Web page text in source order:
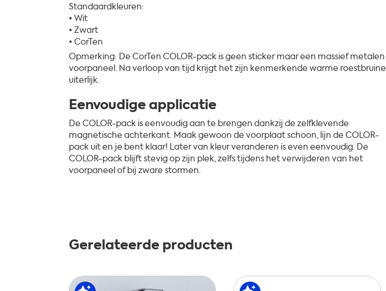
Standaardkleuren:
• Wit
• Zwart
• CorTen
Opmerking: De CorTen COLOR-pack is geen sticker maar een massief metalen
voorpaneel. Na verloop van tijd krijgt het zijn kenmerkende warme roestbruine
uiterlijk.
Eenvoudige applicatie
De COLOR-pack is eenvoudig aan te brengen dankzij de zelfklevende
magnetische achterkant. Maak gewoon de voorplaat schoon, lijn de COLOR-
pack uit en je bent klaar! Later van kleur veranderen is even eenvoudig. De
COLOR-pack blijft stevig op zijn plek, zelfs tijdens het verwijderen van het
voorpaneel of bij zware stormen.
Gerelateerde producten